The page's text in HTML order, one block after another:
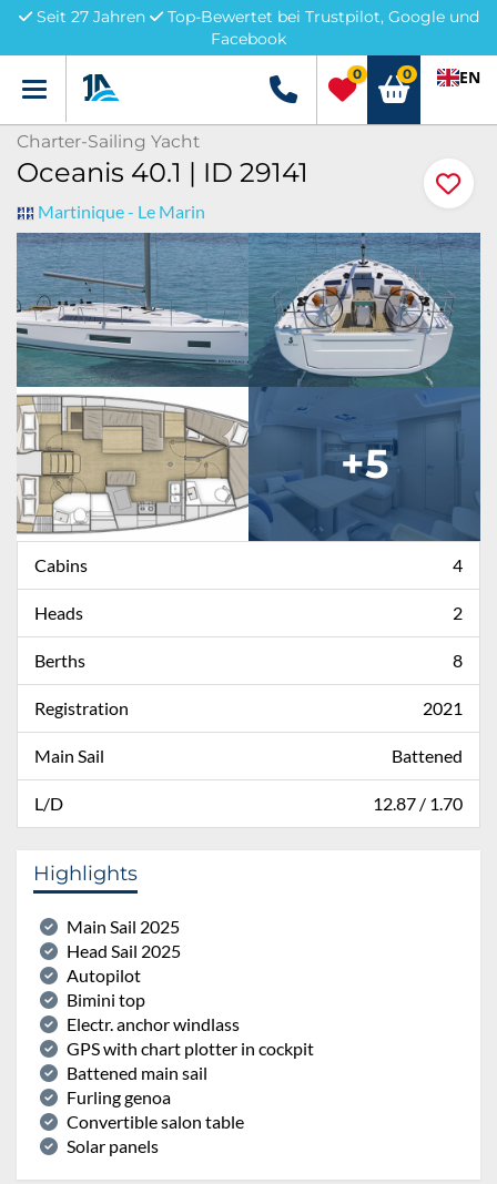
Seit 27 Jahren
Top-Bewertet bei Trustpilot, Google und
Facebook
Menü +49 5741 3222690
0 0 EN
Charter-Sailing Yacht
Oceanis 40.1 | ID 29141
Martinique - Le Marin
+5
Cabins 4
Heads 2
Berths 8
Registration 2021
Main Sail Battened
L/D 12.87 / 1.70
Highlights
Main Sail 2025
Head Sail 2025
Autopilot
Bimini top
Electr. anchor windlass
GPS with chart plotter in cockpit
Battened main sail
Furling genoa
Convertible salon table
Solar panels